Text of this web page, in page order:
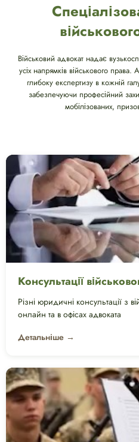
Військовий адвокат надає
усіх напрямків військового
глибоку експертизу в кожній
забезпечуючи професійний
мобілізованих,
Консультації
Різні юридичні консультації з
онлайн та в офісах адвоката
Детальніше →